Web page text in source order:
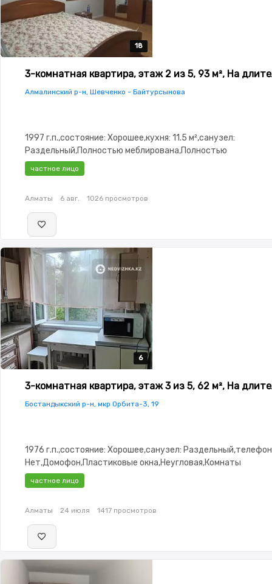
18
18
18
18
18
3-комнатная квартира, этаж 2 из 5, 93 м², На
Алмалинский р-н, Шевченко - Байтурсынова
1997 г.п.,состояние: Хорошее,кухня: 11.5 м²,санузел:
Раздельный,Полностью меблирована,Полностью
меблирована,Домофон,Видеонаблюдение,Пластиковые
окна,Неугловая,Улучшенная,Комнаты
частное лицо
Алматы 6 авг. 1026 просмотров
6
6
6
6
6
3-комнатная квартира, этаж 3 из 5, 62 м², На
Бостандыкский р-н, мкр Орбита-3, 19
1976 г.п.,состояние: Хорошее,санузел:
Нет,Домофон,Пластиковые окна,Неугловая,Комнаты
изолированы,Кладовка,Счётчики,Тихий двор,Кондиционер
частное лицо
Алматы 24 июля 1417 просмотров